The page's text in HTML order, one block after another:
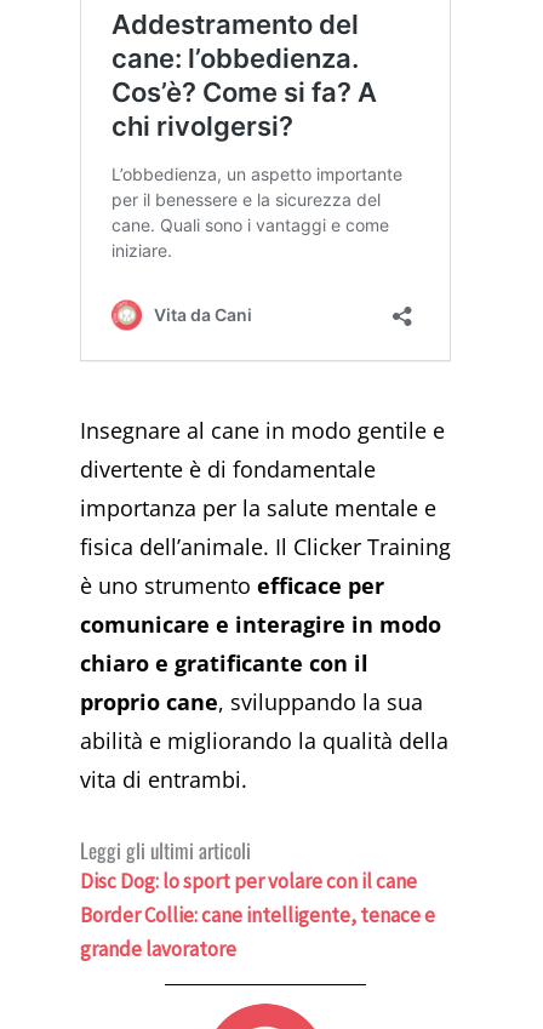
Insegnare al cane in modo gentile e
divertente è di fondamentale
importanza per la salute mentale e
fisica dell’animale. Il Clicker Training
è uno strumentoefficace per
comunicare e interagire in modo
chiaro e gratificante con il
proprio cane, sviluppando la sua
abilità e migliorando la qualità della
vita di entrambi.
Leggi gli ultimi articoli
Disc Dog: lo sport per volare con il cane
Border Collie: cane intelligente, tenace e
grande lavoratore